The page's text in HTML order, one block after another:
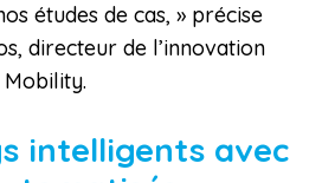
études de cas, » précise
directeur de l’innovation
intelligents avec